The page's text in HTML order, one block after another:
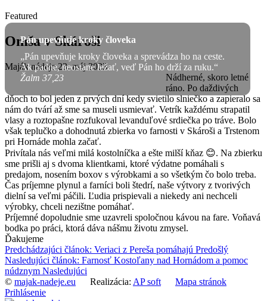
Pán upevňuje kroky človeka
„Pán upevňuje kroky človeka a sprevádza ho na ceste.
Ak padne, neostane ležať, veď Pán ho drží za ruku.“
Žalm 37,23
Featured
Omša v Skároši
Maják nádeje 23. máj 2023
Nádherné, skoro letné
ráno. Po daždivých
dňoch to bol jeden z prvých dní kedy svietilo slniečko a zapieralo sa
nám do tvárí až sme sa museli usmievať. Vetrík každému strapatil
vlasy a roztopašne rozfukoval levanduľové srdiečka po tráve. Bolo
však teplučko a dohodnutá zbierka vo farnosti v Skároši a Trstenom
pri Hornáde mohla začať.
Privítala nás veľmi milá kostolníčka a ešte milší kňaz 😊. Na zbierku
sme prišli aj s dvoma klientkami, ktoré výdatne pomáhali s
predajom, nosením boxov s výrobkami a so všetkým čo bolo treba.
Čas príjemne plynul a farníci boli štedrí, naše výtvory z tvorivých
dielní sa veľmi páčili. Ľudia prispievali a niekedy ani nechceli
výrobky, chceli nezištne pomáhať.
Príjemné dopoludnie sme uzavreli spoločnou kávou na fare. Voňavá
bodka po práci, ktorá dáva nášmu životu zmysel.
Ďakujeme
Predchádzajúci článok: Veriaci z Pereša pomáhajú Predošlý
Nasledujúci článok: Farnosť Kostoľany nad Hornádom a pomoc
núdznym Nasledujúci
© majak-nadeje.eu Realizácia: AP soft
Mapa stránok
Prihlásenie